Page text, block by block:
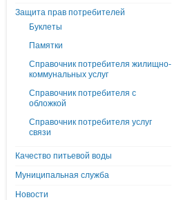
Защита прав потребителей
Буклеты
Памятки
Справочник потребителя жилищно-
коммунальных услуг
Справочник потребителя с
обложкой
Справочник потребителя услуг
связи
Качество питьевой воды
Муниципальная служба
Новости